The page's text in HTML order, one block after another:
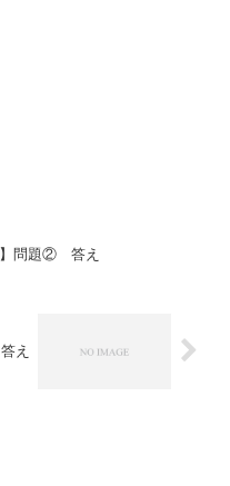
】問題② 答え
え